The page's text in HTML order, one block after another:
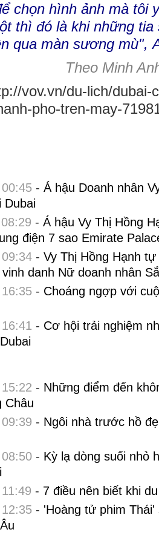
chọn hình ảnh mà tôi
thì đó là khi những
qua màn sương mù",
Theo Minh
vov.vn/du-lich/dubai-
pho-tren-may-
- Á hậu Doanh nhân
Dubai
- Á hậu Vy Thị Hồng
điện 7 sao Emirate
- Vy Thị Hồng Hạnh
danh Nữ doanh nhân
- Choáng ngợp với
- Cơ hội trải nghiệm
- Những điểm đến
Châu
- Ngôi nhà trước hồ
- Kỳ lạ dòng suối nhỏ
- 7 điều nên biết khi
- 'Hoàng tử phim